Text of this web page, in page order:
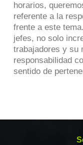
horarios,
referente a la
frente a este
jefes, no solo
trabajadores y su
responsabilidad
sentido de